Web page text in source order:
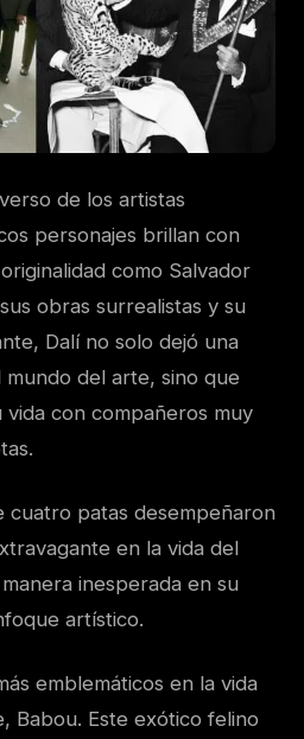
de los artistas
personajes brillan con
como Salvador
obras surrealistas y su
Dalí no solo dejó una
del arte, sino que
con compañeros muy
cuatro patas desempeñaron
en la vida del
inesperada en su
artístico.
emblemáticos en la vida
Babou. Este exótico felino